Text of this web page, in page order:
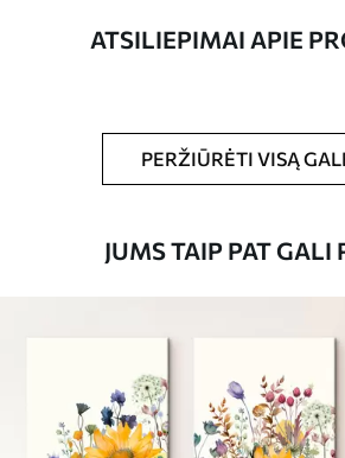
Straipsnio
m00334
Galite padengti laku.
Standartas
.00 €
ATSILIEPIMAI APIE
PERŽIŪRĖTI VISĄ
JUMS TAIP PAT GALI